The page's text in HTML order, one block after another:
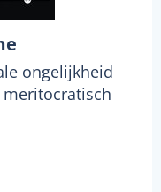
ongelijkheid
meritocratisch